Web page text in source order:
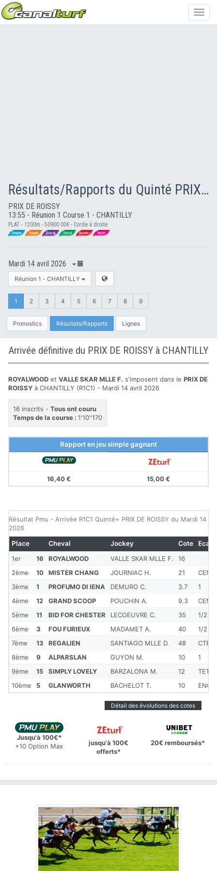
Résultats/Rapports du Quinté PRIX DE ROISSY
PRIX DE ROISSY
13:55 - Réunion 1 Course 1 - CHANTILLY
PLAT - 1200m - 50900.00€ - Corde à droite
Mardi 14 avril 2026
Réunion 1 - CHANTILLY
1 2 3 4 5 6 7 8 9
Pronostics Résultats/Rapports Lignes
Arrivée définitive du PRIX DE ROISSY à CHANTILLY
ROYALWOOD et VALLE SKAR MLLE F. s'imposent dans le PRIX DE
ROISSY à CHANTILLY (R1C1) - Mardi 14 avril 2026
16 inscrits - Tous ont couru
Temps de la course : 1'10''170
Rapport en jeu simple gagnant
16,40 € 15,00 €
Résultat Pmu - Arrivée R1C1 Quinté+ PRIX DE ROISSY du Mardi 14
2026
1er 16 ROYALWOOD VALLE SKAR MLLE F.
16
2ème
10 MISTER CHANG JOURNIAC H. 21
CENC
3ème
1 PROFUMO DI IENA DEMURO C. 3.7
1
4ème
12 GRAND SCOOP POUCHIN A. 9.3
CENC
5ème
11 BID FOR CHESTER LECOEUVRE C. 35
1/2
6ème
3 FOU FURIEUX MADAMET A. 40
1/2
7ème
13 REGALIEN SANTIAGO MLLE D. 48
8ème
9 ALPARSLAN GUYON M. 10
1
9ème
15 SIMPLY LOVELY BARZALONA M. 12
TETE
10ème
5 GLANWORTH BACHELOT T. 10 ENC
Place Cheval Jockey Cote Ecart
Détail des évolutions des cotes
Jusqu'à 100€*
+10 Option Max
jusqu'à 100€
offerts*
20€ remboursés*